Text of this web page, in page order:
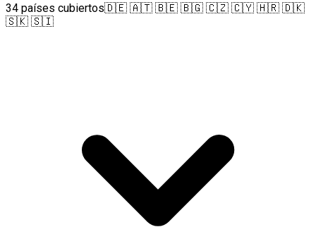
34 países cubiertos🇩🇪 🇦🇹 🇧🇪 🇧🇬 🇨🇿 🇨🇾 🇭🇷 🇩🇰
🇸🇰 🇸🇮